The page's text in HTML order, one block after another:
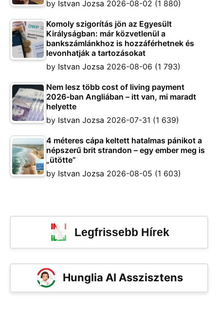
by Istvan Jozsa 2026-08-02 (1 880)
Komoly szigorítás jön az Egyesült
Királyságban: már közvetlenül a
bankszámlánkhoz is hozzáférhetnek és
levonhatják a tartozásokat
by Istvan Jozsa 2026-08-06 (1 793)
Nem lesz több cost of living payment
2026-ban Angliában – itt van, mi maradt
helyette
by Istvan Jozsa 2026-07-31 (1 639)
4 méteres cápa keltett hatalmas pánikot a
népszerű brit strandon – egy ember meg is
„ütötte”
by Istvan Jozsa 2026-08-05 (1 603)
Legfrissebb Hírek
Hunglia AI Asszisztens